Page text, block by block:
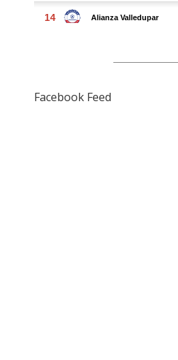
Facebook Feed